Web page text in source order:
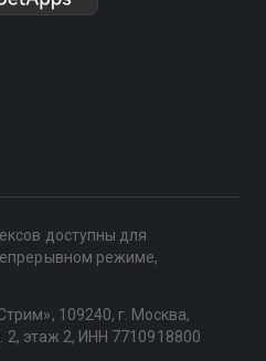
доступны для
режиме,
109240, г. Москва,
2, этаж 2, ИНН 7710918800